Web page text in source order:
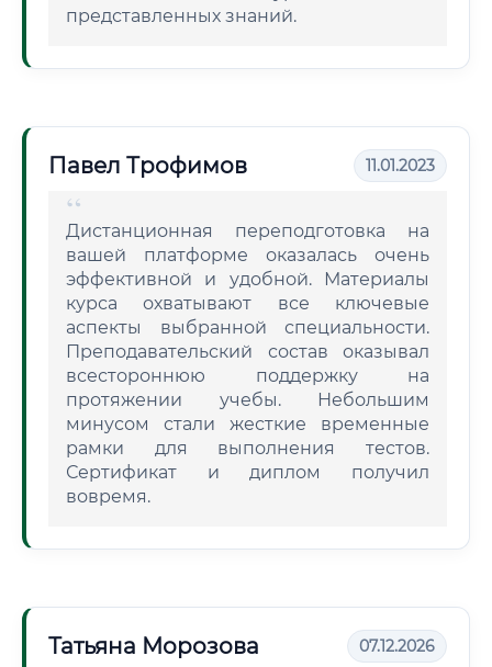
представленных знаний.
Павел Трофимов 11.01.2023
Дистанционная переподготовка на
вашей платформе оказалась очень
эффективной и удобной. Материалы
курса охватывают все ключевые
аспекты выбранной специальности.
Преподавательский состав оказывал
всестороннюю поддержку на
протяжении учебы. Небольшим
минусом стали жесткие временные
рамки для выполнения тестов.
Сертификат и диплом получил
вовремя.
Татьяна Морозова 07.12.2026